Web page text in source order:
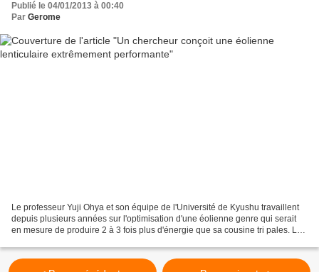
Publié le 04/01/2013 à 00:40
Par Gerome
Le professeur Yuji Ohya et son équipe de l'Université de Kyushu travaillent
depuis plusieurs années sur l'optimisation d'une éolienne genre qui serait
en mesure de produire 2 à 3 fois plus d'énergie que sa cousine tri pales. La